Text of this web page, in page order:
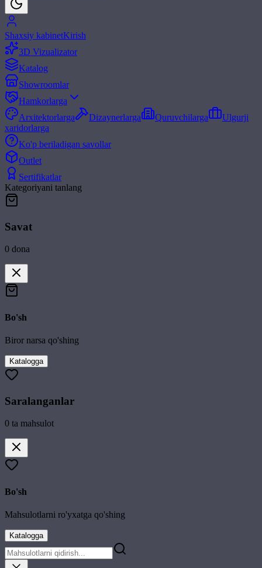
Shaxsiy kabinetKirish
3D Vizualizator
Katalog
Showroomlar
Hamkorlarga
Arxitektorlarga
Dizaynerlarga Quruvchilarga
Ulgurji
xaridorlarga
Ko'p beriladigan savollar
Outlet
Sertifikatlar
Kategoriyani tanlang
Savat
0 dona
Bo'sh
Biror narsa qo'shing
Katalogga
Saralanganlar
0 ta mahsulot
Bo'sh
Mahsulotlarni ro'yxatga qo'shing
Katalogga